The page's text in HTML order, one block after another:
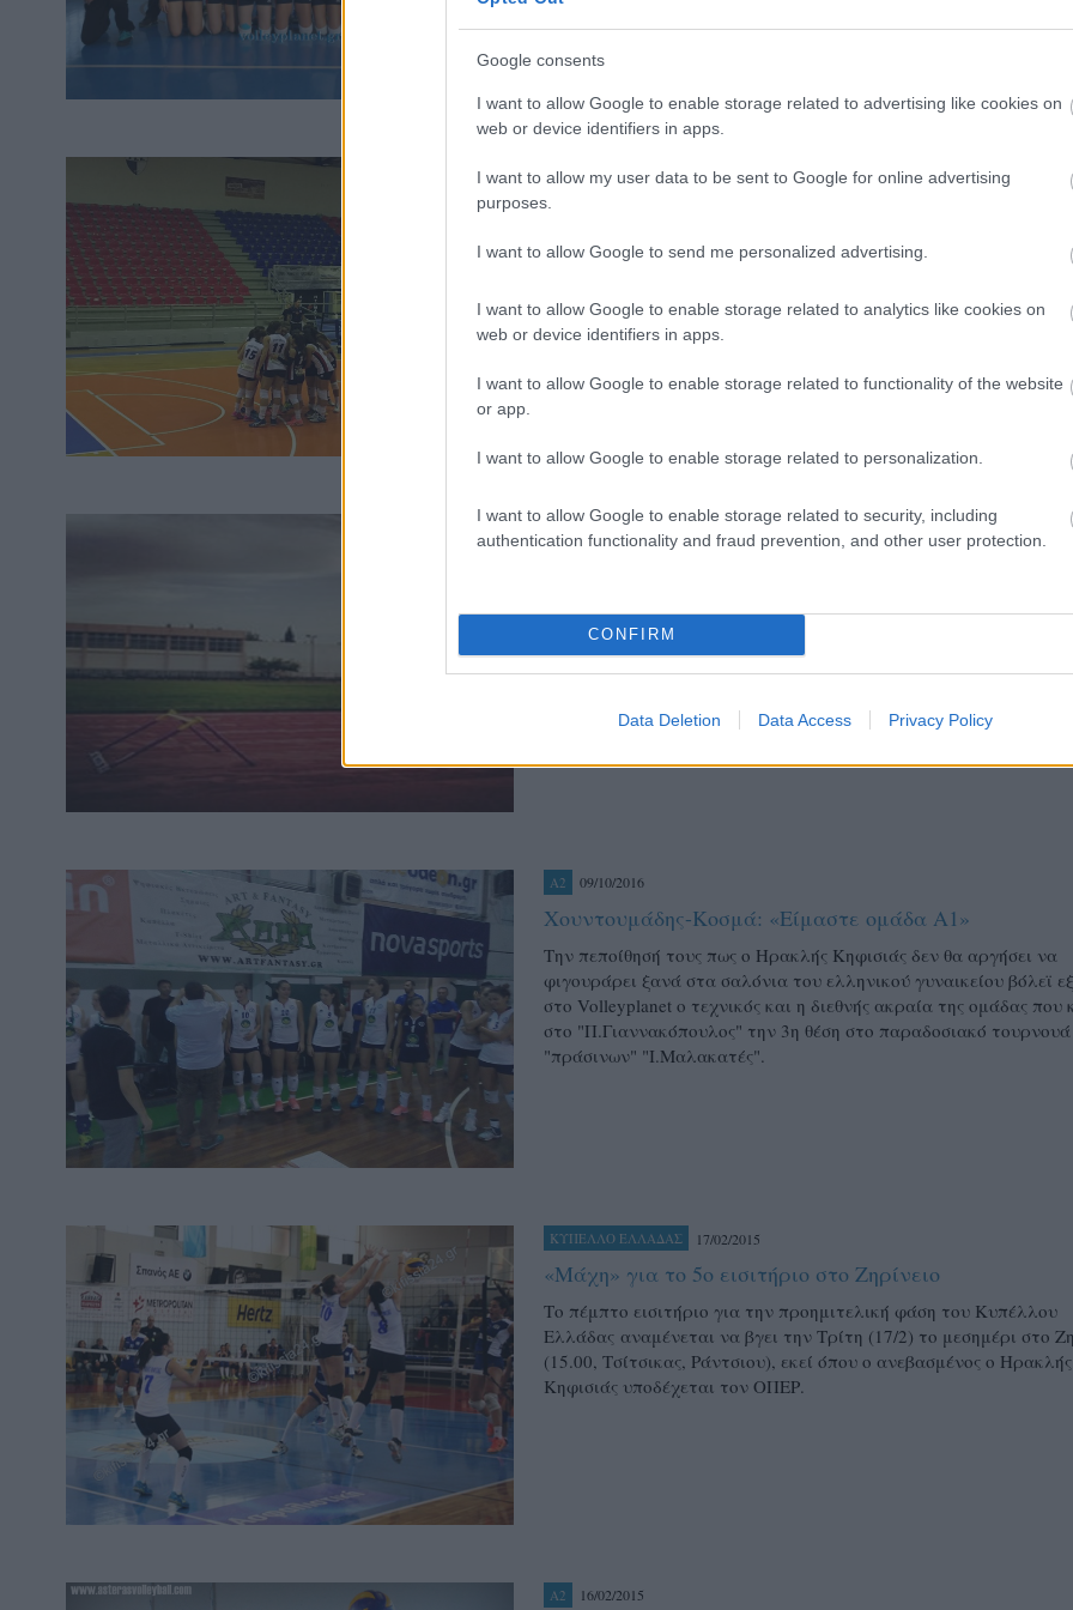
Google consents
I want to allow Google to enable storage related to advertising like cookies on
web or device identifiers in apps.
I want to allow my user data to be sent to Google for online advertising
purposes.
I want to allow Google to send me personalized advertising.
I want to allow Google to enable storage related to analytics like cookies on
web or device identifiers in apps.
I want to allow Google to enable storage related to functionality of the website
or app.
I want to allow Google to enable storage related to personalization.
I want to allow Google to enable storage related to security, including
authentication functionality and fraud prevention, and other user protection.
CONFIRM
Data Deletion Data Access Privacy Policy
Α1 ΓΥΝΑΙΚΩΝ 28/08/2017
«Πρώτη» στον Ηρακλή Κ. με προβληματισμό
"Φιλολογικό" χαρακτήρα είχε η πρώτη συνάντηση της
του Ηρακλή Κηφισιάς στο Ζηρίνειο, από την οποία πέρα από το
ανησυχίας υπήρχαν και απουσίες βασικών αθλητριών. Από αύριο
και οι προπονήσεις...
Α1 ΓΥΝΑΙΚΩΝ 27/08/2017
Ζερβού, λόγω χρεών προς το δημόσιο και μέσα σε έντονο κλίμα
αβεβαιότητας αρχίζει τη Δευτέρα 28 Αυγούστου στο κλειστό των
προαστείων η έναρξη της φετινής προετοιμασίας της
A2 09/10/2016
Χουντουμάδης-Κοσμά: «Είμαστε ομάδα Α1»
Την πεποίθησή τους πως ο Ηρακλής Κηφισιάς δεν θα αργήσει να
φιγουράρει ξανά στα σαλόνια του ελληνικού γυναικείου βόλεϊ
στο Volleyplanet ο τεχνικός και η διεθνής ακραία της ομάδας που
στο "Π.Γιαννακόπουλος" την 3η θέση στο παραδοσιακό
"πράσινων" "Ι.Μαλακατές".
ΚΥΠΕΛΛΟ ΕΛΛΑΔΑΣ 17/02/2015
«Μάχη» για το 5ο εισιτήριο στο Ζηρίνειο
Το πέμπτο εισιτήριο για την προημιτελική φάση του Κυπέλλου
Ελλάδας αναμένεται να βγει την Τρίτη (17/2) το μεσημέρι στο
(15.00, Τσίτσικας, Ράντσιου), εκεί όπου ο ανεβασμένος ο Ηρακλής
Κηφισιάς υποδέχεται τον ΟΠΕΡ.
A2 16/02/2015